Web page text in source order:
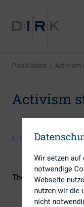
Publikation | Activism
Activism
6. Februar 2020
Themengebiete
Wir setzen auf
notwendige
Webseite
nutzen wir die
nicht